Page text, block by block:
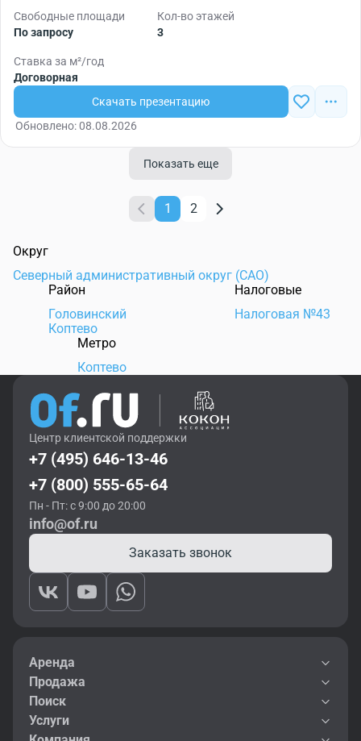
Свободные площади
По запросу
Кол-во этажей
3
Ставка за м²/год
Договорная
Скачать презентацию
Обновлено: 08.08.2026
Показать еще
1 2
Округ
Северный административный округ (САО)
Район
Головинский
Коптево
Налоговые
Налоговая №43
Метро
Коптево
Центр клиентской поддержки
+7 (495) 646-13-46
+7 (800) 555-65-64
Пн - Пт: с 9:00 до 20:00
info@of.ru
Заказать звонок
Аренда
Продажа
Поиск
Услуги